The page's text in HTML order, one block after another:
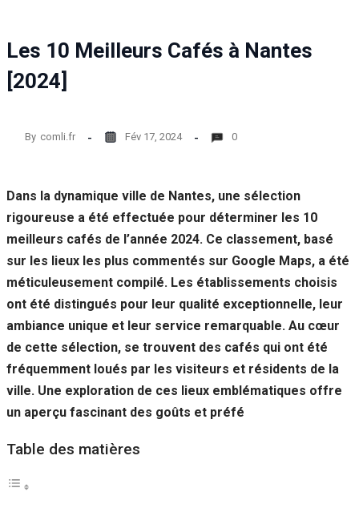
Les 10 Meilleurs Cafés à Nantes
[2024]
By comli.fr Fév 17, 2024 0
Dans la dynamique ville de Nantes, une sélection
rigoureuse a été effectuée pour déterminer les 10
meilleurs cafés de l’année 2024. Ce classement, basé
sur les lieux les plus commentés sur Google Maps, a été
méticuleusement compilé. Les établissements choisis
ont été distingués pour leur qualité exceptionnelle, leur
ambiance unique et leur service remarquable. Au cœur
de cette sélection, se trouvent des cafés qui ont été
fréquemment loués par les visiteurs et résidents de la
ville. Une exploration de ces lieux emblématiques offre
un aperçu fascinant des goûts et préfé
Table des matières
de la façon
dont le site
Web est
utilisé.
Experience
aussi bien que
possible lors
de votre visite.
Si vous
refusez ces
cookies,
fonctionnalités
disparaîtront
du site Web.
Marketing
En partageant
comportement
visitez notre